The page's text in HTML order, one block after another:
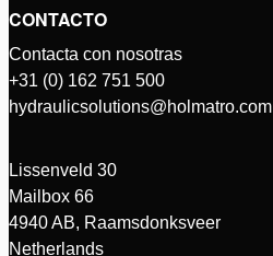
CONTACTO
Contacta con nosotras
+31 (0) 162 751 500
hydraulicsolutions@holmatro.com
Lissenveld 30
Mailbox 66
4940 AB, Raamsdonksveer
Netherlands